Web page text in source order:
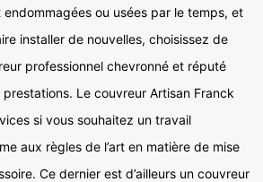
ou usées par le temps, et
installer de nouvelles, choisissez de
professionnel chevronné et réputé
Le couvreur Artisan Franck
si vous souhaitez un travail
aux règles de l’art en matière de mise
Ce dernier est d’ailleurs un couvreur